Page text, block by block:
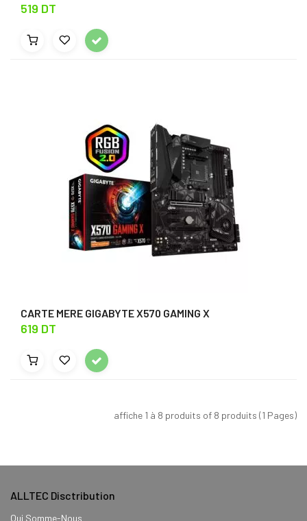
519 DT
CARTE MERE GIGABYTE X570 GAMING X
619 DT
affiche 1 à 8 produits of 8 produits (1 Pages)
ALLTEC Disctribution
Qui Somme-Nous